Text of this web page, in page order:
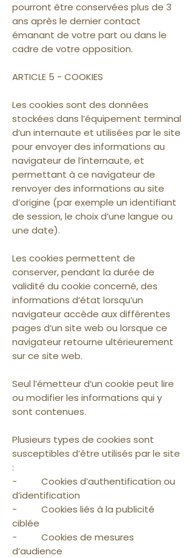
pourront être conservées plus de 3
ans après le dernier contact
émanant de votre part ou dans le
cadre de votre opposition.
ARTICLE 5 - COOKIES
Les cookies sont des données
stockées dans l’équipement terminal
d’un internaute et utilisées par le site
pour envoyer des informations au
navigateur de l’internaute, et
permettant à ce navigateur de
renvoyer des informations au site
d’origine (par exemple un identifiant
de session, le choix d’une langue ou
une date).
Les cookies permettent de
conserver, pendant la durée de
validité du cookie concerné, des
informations d’état lorsqu’un
navigateur accède aux différentes
pages d’un site web ou lorsque ce
navigateur retourne ultérieurement
sur ce site web.
Seul l’émetteur d’un cookie peut lire
ou modifier les informations qui y
sont contenues.
Plusieurs types de cookies sont
susceptibles d’être utilisés par le site
:
- Cookies d’authentification ou
d’identification
- Cookies liés à la publicité
ciblée
- Cookies de mesures
d’audience